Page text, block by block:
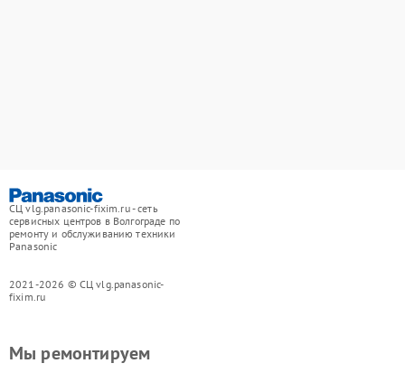
СЦ vlg.panasonic-fixim.ru - сеть
сервисных центров в Волгограде по
ремонту и обслуживанию техники
Panasonic
2021-2026 © СЦ vlg.panasonic-
fixim.ru
Мы ремонтируем